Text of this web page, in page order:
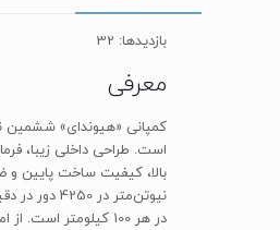
بازدیدها: 32
معرفی